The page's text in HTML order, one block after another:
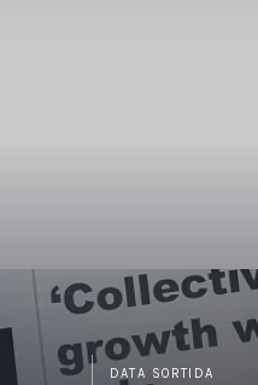
DATA SORTIDA